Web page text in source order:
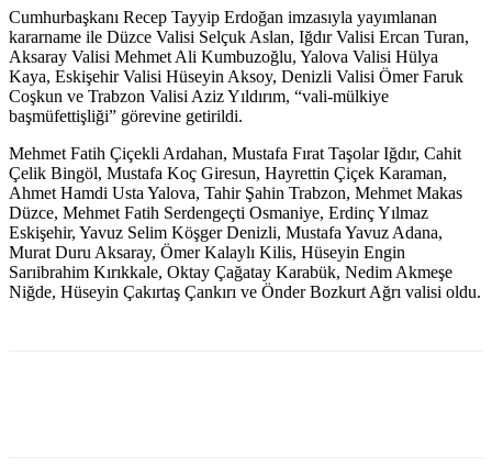
Cumhurbaşkanı Recep Tayyip Erdoğan imzasıyla yayımlanan
kararname ile Düzce Valisi Selçuk Aslan, Iğdır Valisi Ercan Turan,
Aksaray Valisi Mehmet Ali Kumbuzoğlu, Yalova Valisi Hülya
Kaya, Eskişehir Valisi Hüseyin Aksoy, Denizli Valisi Ömer Faruk
Coşkun ve Trabzon Valisi Aziz Yıldırım, “vali-mülkiye
başmüfettişliği” görevine getirildi.
Mehmet Fatih Çiçekli Ardahan, Mustafa Fırat Taşolar Iğdır, Cahit
Çelik Bingöl, Mustafa Koç Giresun, Hayrettin Çiçek Karaman,
Ahmet Hamdi Usta Yalova, Tahir Şahin Trabzon, Mehmet Makas
Düzce, Mehmet Fatih Serdengeçti Osmaniye, Erdinç Yılmaz
Eskişehir, Yavuz Selim Köşger Denizli, Mustafa Yavuz Adana,
Murat Duru Aksaray, Ömer Kalaylı Kilis, Hüseyin Engin
Sarıibrahim Kırıkkale, Oktay Çağatay Karabük, Nedim Akmeşe
Niğde, Hüseyin Çakırtaş Çankırı ve Önder Bozkurt Ağrı valisi oldu.